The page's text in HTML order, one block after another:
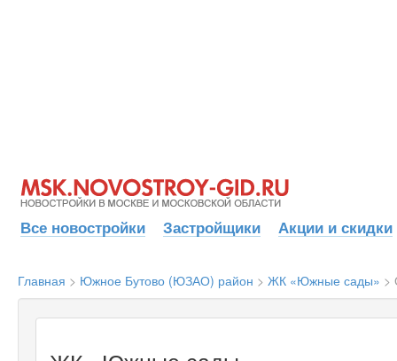
Все новостройки Застройщики Акции и скидки
Главная > Южное Бутово (ЮЗАО) район > ЖК «Южные сады» >